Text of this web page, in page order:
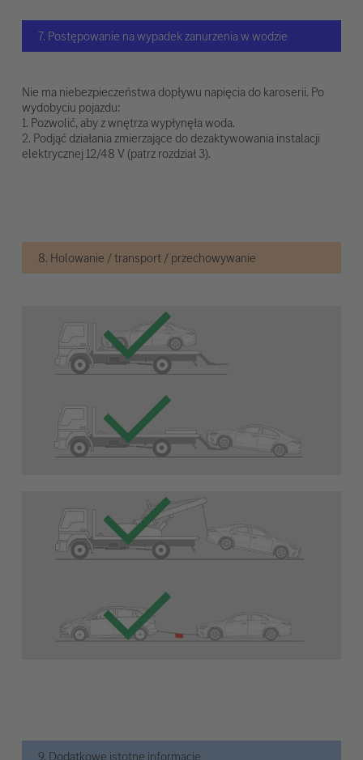
7. Postępowanie na wypadek zanurzenia w wodzie
Nie ma niebezpieczeństwa dopływu napięcia do karoserii. Po
wydobyciu pojazdu:
1. Pozwolić, aby z wnętrza wypłynęła woda.
2. Podjąć działania zmierzające do dezaktywowania instalacji
elektrycznej 12/48 V (patrz rozdział 3).
8. Holowanie / transport / przechowywanie
9. Dodatkowe istotne informacje